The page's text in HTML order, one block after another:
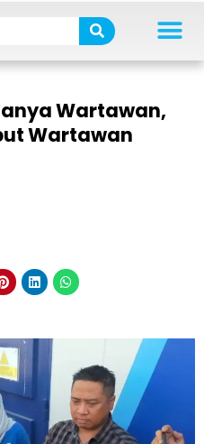
Wartawan,
Wartawan